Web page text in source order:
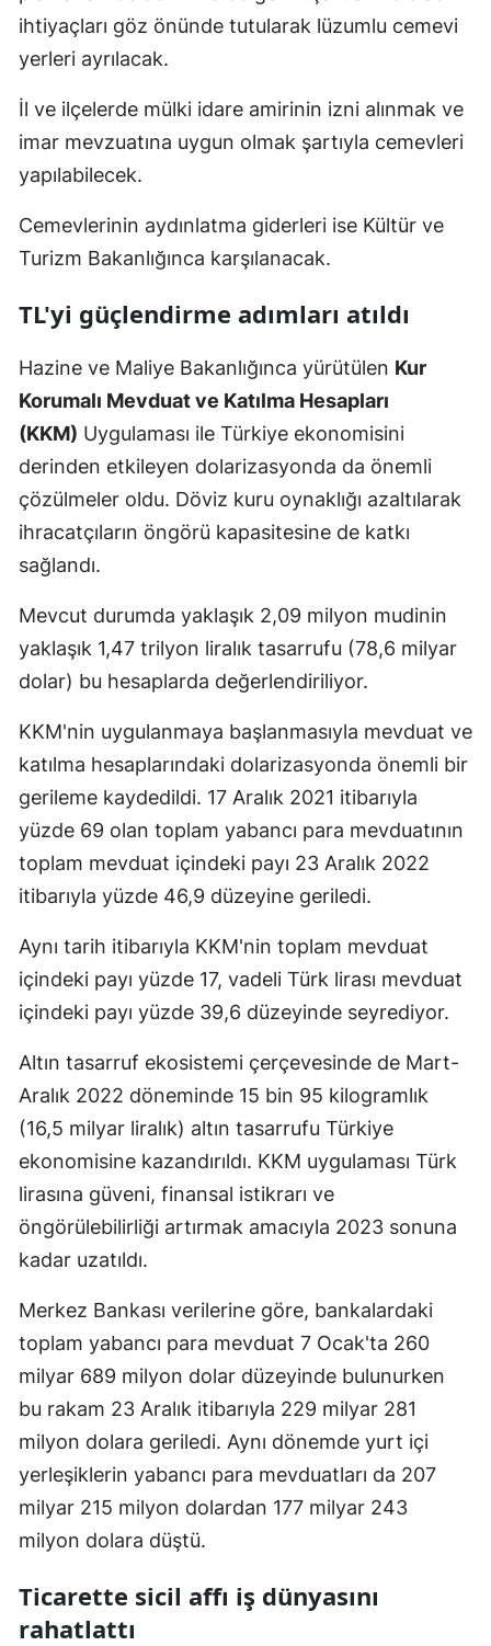
ihtiyaçları göz önünde tutularak lüzumlu cemevi
yerleri ayrılacak.
İl ve ilçelerde mülki idare amirinin izni alınmak ve
imar mevzuatına uygun olmak şartıyla cemevleri
yapılabilecek.
Cemevlerinin aydınlatma giderleri ise Kültür ve
Turizm Bakanlığınca karşılanacak.
TL'yi güçlendirme adımları atıldı
Hazine ve Maliye Bakanlığınca yürütülen Kur
Korumalı Mevduat ve Katılma Hesapları
(KKM) Uygulaması ile Türkiye ekonomisini
derinden etkileyen dolarizasyonda da önemli
çözülmeler oldu. Döviz kuru oynaklığı azaltılarak
ihracatçıların öngörü kapasitesine de katkı
sağlandı.
Mevcut durumda yaklaşık 2,09 milyon mudinin
yaklaşık 1,47 trilyon liralık tasarrufu (78,6 milyar
dolar) bu hesaplarda değerlendiriliyor.
KKM'nin uygulanmaya başlanmasıyla mevduat ve
katılma hesaplarındaki dolarizasyonda önemli bir
gerileme kaydedildi. 17 Aralık 2021 itibarıyla
yüzde 69 olan toplam yabancı para mevduatının
toplam mevduat içindeki payı 23 Aralık 2022
itibarıyla yüzde 46,9 düzeyine geriledi.
Aynı tarih itibarıyla KKM'nin toplam mevduat
içindeki payı yüzde 17, vadeli Türk lirası mevduat
içindeki payı yüzde 39,6 düzeyinde seyrediyor.
Altın tasarruf ekosistemi çerçevesinde de Mart-
Aralık 2022 döneminde 15 bin 95 kilogramlık
(16,5 milyar liralık) altın tasarrufu Türkiye
ekonomisine kazandırıldı. KKM uygulaması Türk
lirasına güveni, finansal istikrarı ve
öngörülebilirliği artırmak amacıyla 2023 sonuna
kadar uzatıldı.
Merkez Bankası verilerine göre, bankalardaki
toplam yabancı para mevduat 7 Ocak'ta 260
milyar 689 milyon dolar düzeyinde bulunurken
bu rakam 23 Aralık itibarıyla 229 milyar 281
milyon dolara geriledi. Aynı dönemde yurt içi
yerleşiklerin yabancı para mevduatları da 207
milyar 215 milyon dolardan 177 milyar 243
milyon dolara düştü.
Ticarette sicil affı iş dünyasını
rahatlattı